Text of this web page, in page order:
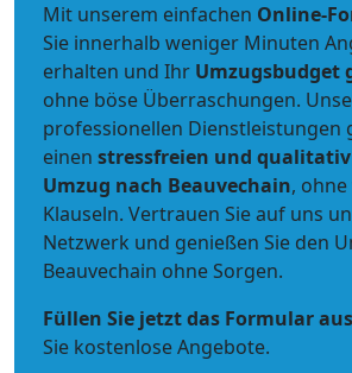
Mit unserem einfachen Online-
Sie innerhalb weniger Minuten
erhalten und Ihr Umzugsbudget
ohne böse Überraschungen.
professionellen Dienstleistungen
einen stressfreien und
Umzug nach Beauvechain,
Klauseln. Vertrauen Sie auf uns
Netzwerk und genießen Sie den
Beauvechain ohne Sorgen.
Füllen Sie jetzt das Formular aus
Sie kostenlose Angebote.